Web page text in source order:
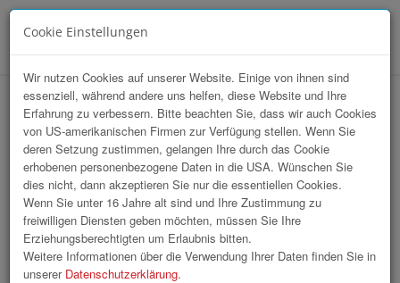
hr-lounge Mitte zu Gast bei Reform
Werke
Cookie Einstellungen
Wir nutzen Cookies auf unserer Website. Einige von ihnen sind
essenziell, während andere uns helfen, diese Website und Ihre
Erfahrung zu verbessern. Bitte beachten Sie, dass wir auch Cookies
von US-amerikanischen Firmen zur Verfügung stellen. Wenn Sie
deren Setzung zustimmen, gelangen Ihre durch das Cookie
erhobenen personenbezogene Daten in die USA. Wünschen Sie
dies nicht, dann akzeptieren Sie nur die essentiellen Cookies.
Wenn Sie unter 16 Jahre alt sind und Ihre Zustimmung zu
freiwilligen Diensten geben möchten, müssen Sie Ihre
Erziehungsberechtigten um Erlaubnis bitten.
Weitere Informationen über die Verwendung Ihrer Daten finden Sie in
unserer Datenschutzerklärung.